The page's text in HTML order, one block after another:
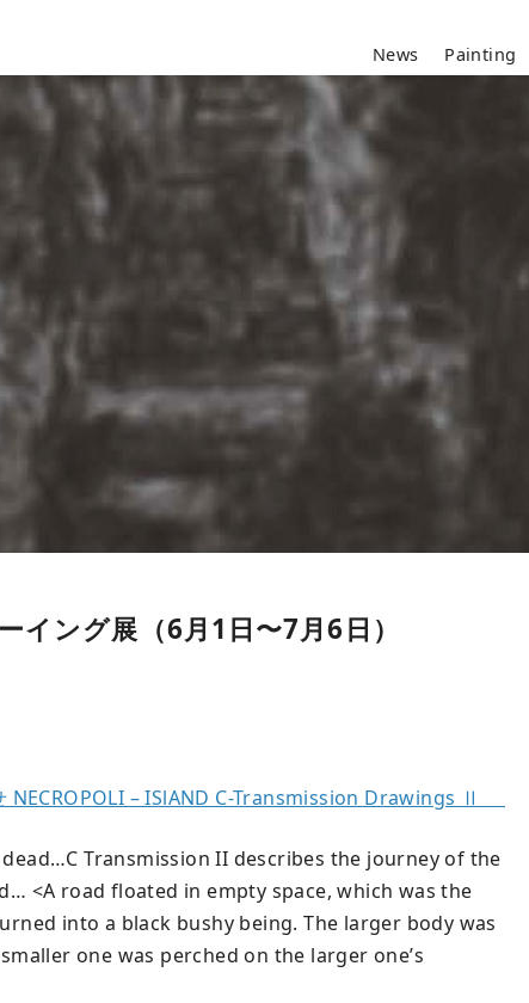
News Painting
ング展（6月1日〜7月6日）
NECROPOLI – ISlAND C-Transmission Drawings Ⅱ
Transmission II describes the journey of the
<A road floated in empty space, which was the
into a black bushy being. The larger body was
one was perched on the larger one’s